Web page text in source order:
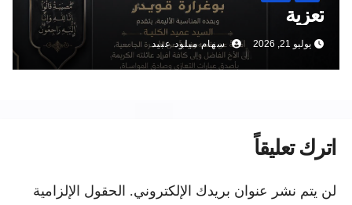
تعزية
يوليو 21, 2026 سهام ميلود عبيد
اترك تعليقاً
لن يتم نشر عنوان بريدك الإلكتروني. الحقول الإلزامية